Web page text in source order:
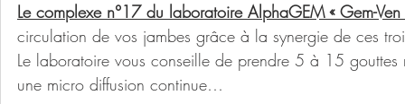
Le complexe n°17 du laboratoire AlphaGEM « Gem-Ven
circulation de vos jambes grâce à la synergie de ces
Le laboratoire vous conseille de prendre 5 à 15
une micro diffusion continue…